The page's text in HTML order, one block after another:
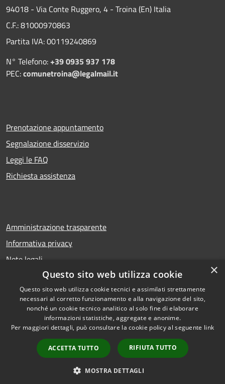
94018 - Via Conte Ruggero, 4 - Troina (En) Italia
C.F.: 81000970863
Partita IVA: 00119240869
N° Telefono:+39 0935 937 178
PEC:comunetroina@legalmail.it
Prenotazione appuntamento
Segnalazione disservizio
Leggi le FAQ
Richiesta assistenza
Amministrazione trasparente
Informativa privacy
Note legali
Dichiarazione di accessibilità
Accessibilità
Copyright © 2026 • Comune di
Troina • Powered by
Municipium•
Accesso
redazione
×
Questo sito web utilizza cookie
Questo sito web utilizza cookie tecnici e assimilati strettamente
necessari al corretto funzionamento e alla navigazione del sito,
nonché un cookie tecnico analitico al solo fine di elaborare
informazioni statistiche, aggregate e anonime.
Per maggiori dettagli, può consultare la cookie policy al seguente link
ACCETTA TUTTO RIFIUTA TUTTO
MOSTRA DETTAGLI